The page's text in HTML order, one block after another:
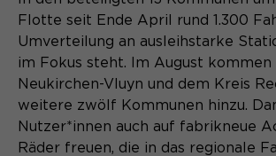
Anbieter Session-Cookies
Laufzeit
Der Session Cookie wird
Schließen des Browsers
gelöscht.
Laufzeit 30 Minuten
Zweck
Speichert vorübergehend
Zweck
Sprache für die
Flotte seit Ende April rund 1.300
Umverteilung an ausleihstarke
im Fokus steht. Im August kommen
Neukirchen-Vluyn und dem Kreis
weitere zwölf Kommunen hinzu.
Nutzer*innen auch auf fabrikneue
Räder freuen, die in das regionale